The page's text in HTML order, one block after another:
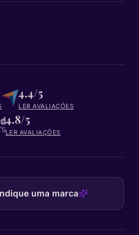
4.4/5
LER AVALIAÇÕES
4.8/5
LER AVALIAÇÕES
uma marca